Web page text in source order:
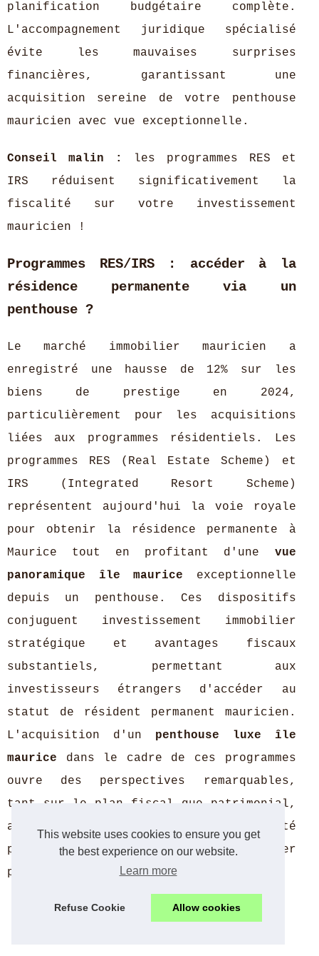
This website uses cookies to ensure you get
the best experience on our website.
Learn more
Refuse Cookie Allow cookies
planification budgétaire complète.
L'accompagnement juridique spécialisé
évite les mauvaises surprises
financières, garantissant une
acquisition sereine de votre penthouse
mauricien avec vue exceptionnelle.
Conseil malin :
les programmes RES et
IRS réduisent significativement la
fiscalité sur votre investissement
mauricien !
Programmes RES/IRS : accéder à la
résidence permanente via un
penthouse ?
Le marché immobilier mauricien a
enregistré une hausse de 12% sur les
biens de prestige en 2024,
particulièrement pour les acquisitions
liées aux programmes résidentiels. Les
programmes RES (Real Estate Scheme) et
IRS (Integrated Resort Scheme)
représentent aujourd'hui la voie royale
pour obtenir la résidence permanente à
Maurice tout en profitant d'une vue
panoramique île maurice exceptionnelle
depuis un penthouse. Ces dispositifs
conjuguent investissement immobilier
stratégique et avantages fiscaux
substantiels, permettant aux
investisseurs étrangers d'accéder au
statut de résident permanent mauricien.
L'acquisition d'un penthouse luxe île
maurice dans le cadre de ces programmes
ouvre des perspectives remarquables,
tant sur le plan fiscal que patrimonial,
avec des conditions d'éligibilité
précises qu'il convient de maîtriser
parfaitement.
Conditions d'éligibilité et seuils